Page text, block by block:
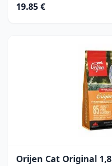
19.85 €
Orijen Cat Original